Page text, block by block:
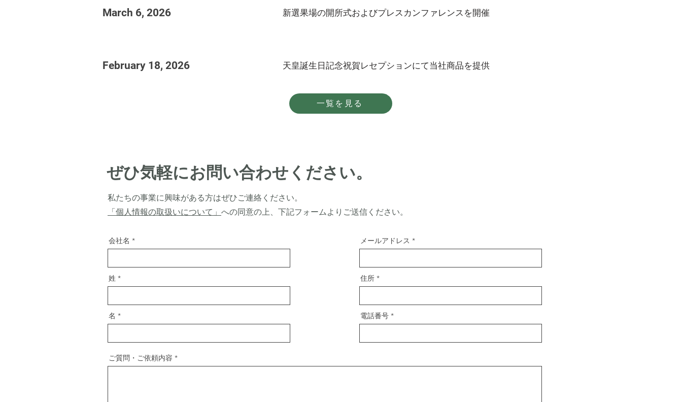
March 6, 2026 新選果場の開所式およびプレスカンファレンスを開催
February 18, 2026 天皇誕生日記念祝賀レセプションにて当社商品を提供
一覧を見る
ぜひ気軽にお問い合わせください。
私たちの事業に興味がある方はぜひご連絡ください。
​「個人情報の取扱いについて」 への同意の上、下記フォームよりご送信ください。
会社名
姓
名
メールアドレス
住所
電話番号
ご質問・ご依頼内容